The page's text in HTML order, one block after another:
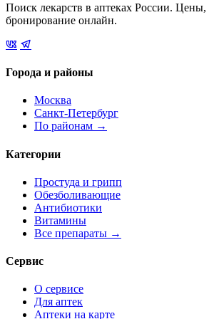
Поиск лекарств в аптеках России. Цены,
бронирование онлайн.
Города и районы
Москва
Санкт-Петербург
По районам →
Категории
Простуда и грипп
Обезболивающие
Антибиотики
Витамины
Все препараты →
Сервис
О сервисе
Для аптек
Аптеки на карте